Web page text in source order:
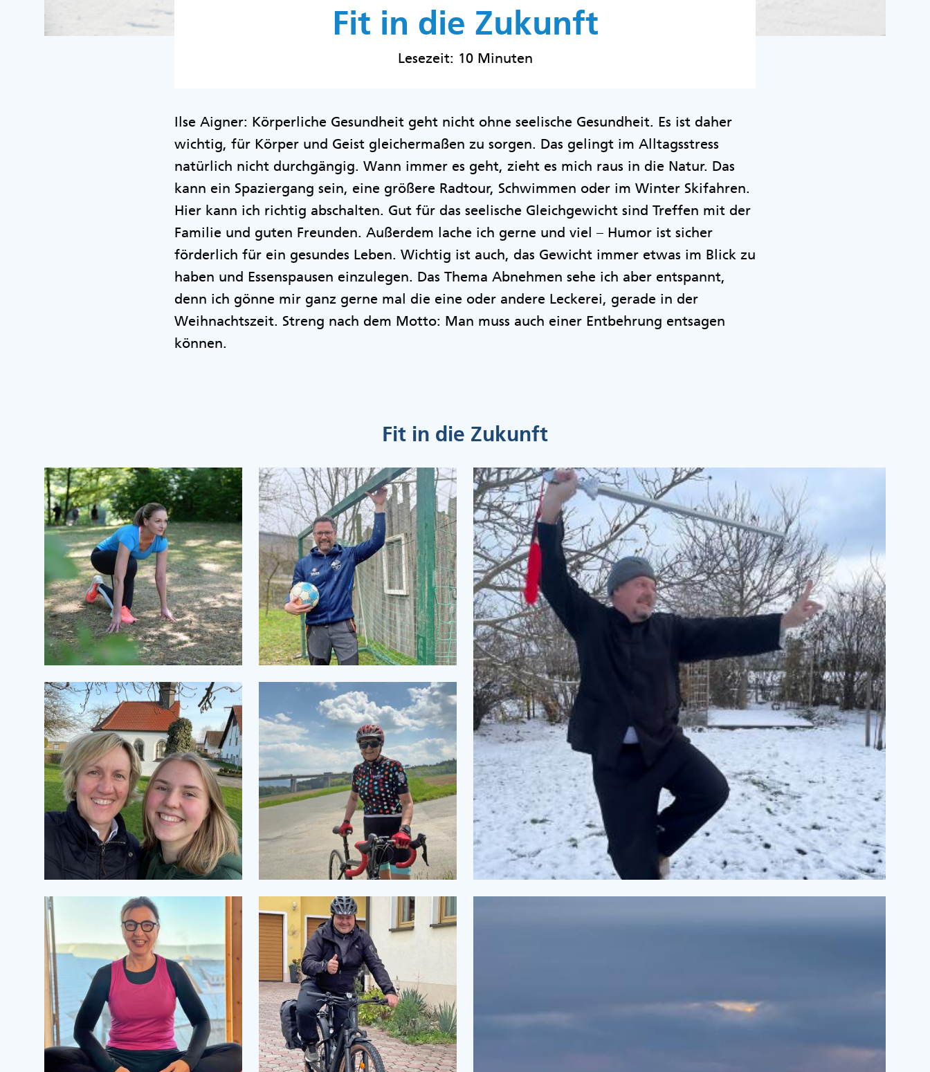
Fit in die Zukunft
Lesezeit: 10 Minuten
Ilse Aigner: Körperliche Gesundheit geht nicht ohne seelische Gesundheit. Es ist daher
wichtig, für Körper und Geist gleichermaßen zu sorgen. Das gelingt im Alltagsstress
natürlich nicht durchgängig. Wann immer es geht, zieht es mich raus in die Natur. Das
kann ein Spaziergang sein, eine größere Radtour, Schwimmen oder im Winter Skifahren.
Hier kann ich richtig abschalten. Gut für das seelische Gleichgewicht sind Treffen mit der
Familie und guten Freunden. Außerdem lache ich gerne und viel – Humor ist sicher
förderlich für ein gesundes Leben. Wichtig ist auch, das Gewicht immer etwas im Blick zu
haben und Essenspausen einzulegen. Das Thema Abnehmen sehe ich aber entspannt,
denn ich gönne mir ganz gerne mal die eine oder andere Leckerei, gerade in der
Weihnachtszeit. Streng nach dem Motto: Man muss auch einer Entbehrung entsagen
können.
Fit in die Zukunft